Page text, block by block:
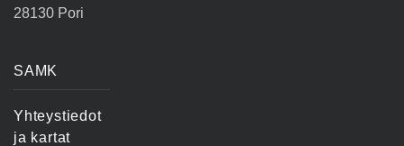
28130 Pori
SAMK
Yhteystiedot
ja kartat